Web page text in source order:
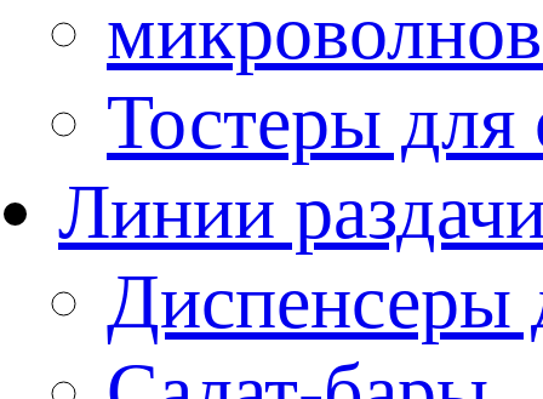
Тостеры
Линии
Диспенсеры